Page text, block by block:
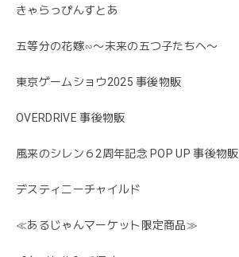
きゃらっぴんすとあ
五等分の花嫁∽〜未来の五つ子たちへ〜
東京ゲームショウ2025 事後物販
OVERDRIVE 事後物販
風来のシレン６2周年記念 POP UP 事後物販
デスティニーチャイルド
≪あるじゃんマーケット限定商品≫